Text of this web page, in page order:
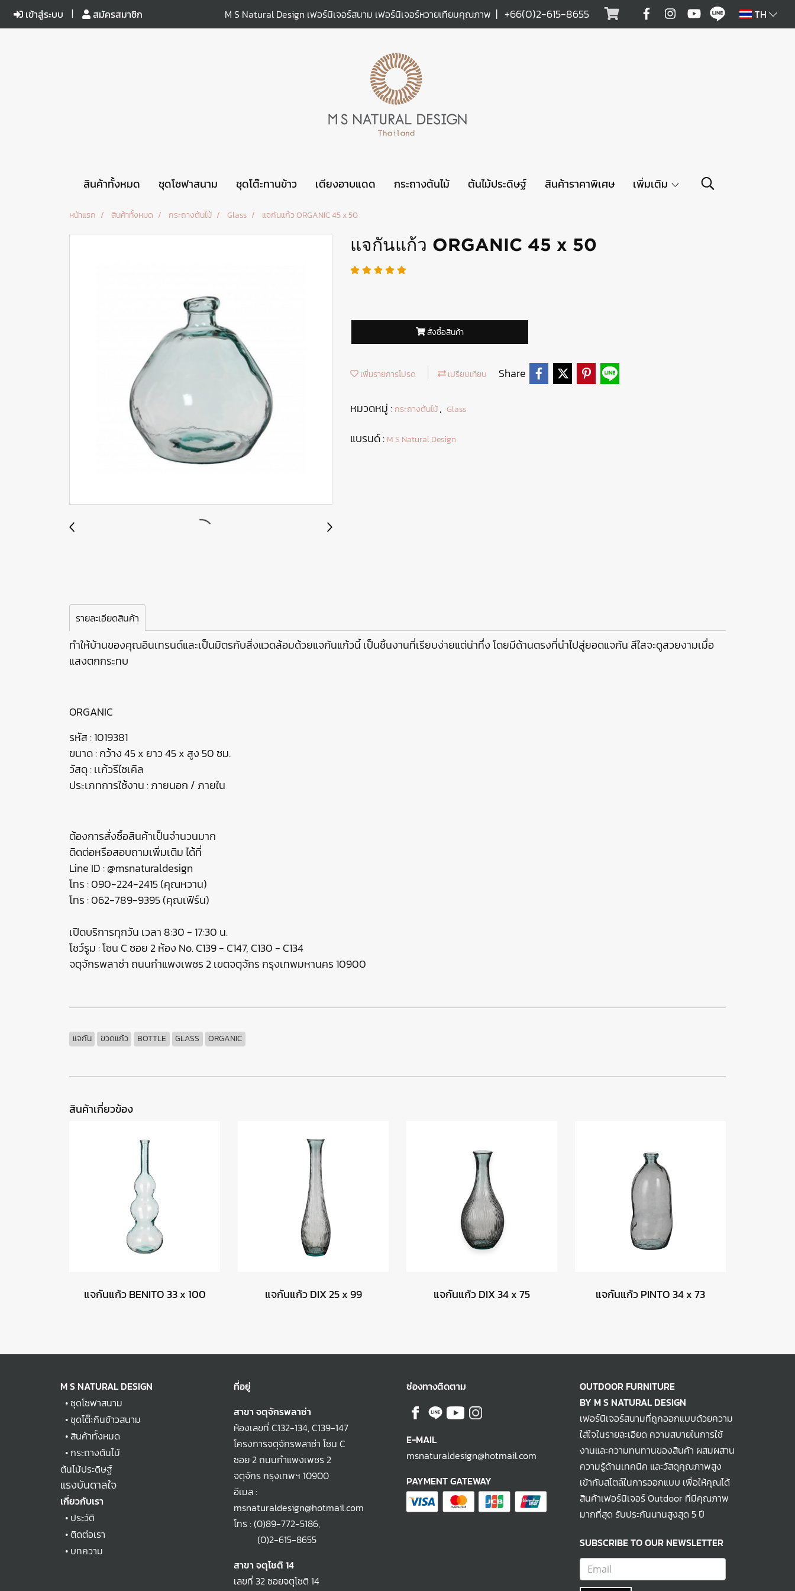
เข้าสู่ระบบ สมัครสมาชิก M S Natural Design เฟอร์นิเจอร์สนาม เฟอร์นิเจอร์หวายเทียมคุณภาพ | +66(0)2-615-8655 TH
สินค้าทั้งหมด ชุดโซฟาสนาม ชุดโต๊ะทานข้าว เตียงอาบแดด กระถางต้นไม้ ต้นไม้ประดิษฐ์ สินค้าราคาพิเศษ เพิ่มเติม
หน้าแรก สินค้าทั้งหมด กระถางต้นไม้ Glass แจกันแก้ว ORGANIC 45 x 50
แจกันแก้ว ORGANIC 45 x 50
สั่งซื้อสินค้า
เพิ่มรายการโปรด เปรียบเทียบ Share
หมวดหมู่ :กระถางต้นไม้, Glass
แบรนด์ : M S Natural Design
รายละเอียดสินค้า
ทำให้บ้านของคุณอินเทรนด์และเป็นมิตรกับสิ่งแวดล้อมด้วยแจกันแก้วนี้ เป็นชิ้นงานที่เรียบง่ายแต่น่าทึ่ง โดยมีด้านตรงที่นำไปสู่ยอดแจกัน สีใสจะดูสวยงามเมื่อ
แสงตกกระทบ
ORGANIC
รหัส : 1019381
ขนาด : กว้าง 45 x ยาว 45 x สูง 50 ซม.
วัสดุ : เเก้วรีไซเคิล
ประเภทการใช้งาน : ภายนอก / ภายใน
ต้องการสั่งซื้อสินค้าเป็นจำนวนมาก
ติดต่อหรือสอบถามเพิ่มเติม ได้ที่
Line ID : @msnaturaldesign
โทร : 090-224-2415 (คุณหวาน)
โทร : 062-789-9395 (คุณเฟิร์น)
เปิดบริการทุกวัน เวลา 8:30 - 17:30 น.
โชว์รูม : โซน C ซอย 2 ห้อง No. C139 - C147, C130 - C134
จตุจักรพลาซ่า ถนนกำแพงเพชร 2 เขตจตุจักร กรุงเทพมหานคร 10900
แจกัน ขวดแก้ว BOTTLE GLASS ORGANIC
สินค้าเกี่ยวข้อง
แจกันแก้ว BENITO 33 x 100 แจกันแก้ว DIX 25 x 99 แจกันแก้ว DIX 34 x 75 แจกันแก้ว PINTO 34 x 73
M S NATURAL DESIGN
•ชุดโซฟาสนาม
•ชุดโต๊ะกินข้าวสนาม
•สินค้าทั้งหมด
•กระถางต้นไม้
ต้นไม้ประดิษฐ์
แรงบันดาลใจ
เกี่ยวกับเรา
• ประวัติ
•ติดต่อเรา
• บทความ
ที่อยู่
สาขา จตุจักรพลาซ่า
ห้องเลขที่ C132-134, C139-147
โครงการจตุจักรพลาซ่า โซน C
ซอย 2 ถนนกำแพงเพชร 2
จตุจักร กรุงเทพฯ 10900
อีเมล :
msnaturaldesign@hotmail.com
โทร : (0)89-772-5186,
(0)2-615-8655
สาขา จตุโชติ 14
เลขที่ 32 ซอยจตุโชติ 14
ช่องทางติดตาม
E-MAIL
msnaturaldesign@hotmail.com
PAYMENT GATEWAY
OUTDOOR FURNITURE
BY M S NATURAL DESIGN
เฟอร์นิเจอร์สนามที่ถูกออกแบบด้วยความ
ใส่ใจในรายละเอียด ความสบายในการใช้
งานและความทนทานของสินค้า ผสมผสาน
ความรู้ด้านเทคนิค และวัสดุคุณภาพสูง
เข้ากับสไตล์ในการออกแบบ เพื่อให้คุณได้
สินค้าเฟอร์นิเจอร์ Outdoor ที่มีคุณภาพ
มากที่สุด รับประกันนานสูงสุด 5 ปี
SUBSCRIBE TO OUR NEWSLETTER